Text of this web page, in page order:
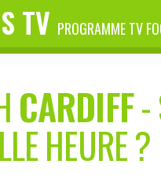
TV PROGRAMME TV
CARDIFF-
HEURE ?